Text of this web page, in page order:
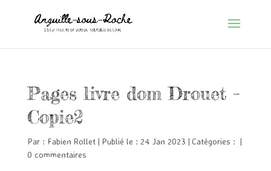
Pages livre dom Drouet –
Copie2
Par : Fabien Rollet | Publié le : 24 Jan 2023 | Catégories : |
0 commentaires